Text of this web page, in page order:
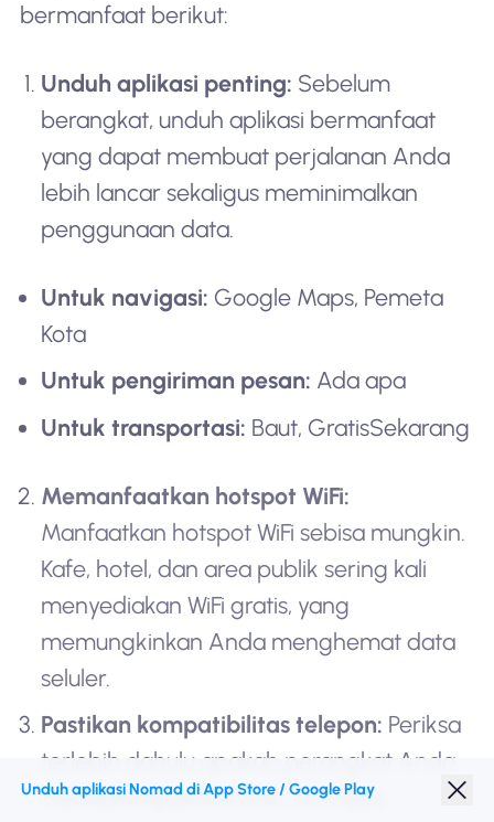
bermanfaat berikut:
Unduh aplikasi penting: Sebelum
berangkat, unduh aplikasi bermanfaat
yang dapat membuat perjalanan Anda
lebih lancar sekaligus meminimalkan
penggunaan data.
Untuk navigasi: Google Maps, Pemeta
Kota
Untuk pengiriman pesan: Ada apa
Untuk transportasi: Baut, GratisSekarang
Memanfaatkan hotspot WiFi:
Manfaatkan hotspot WiFi sebisa mungkin.
Kafe, hotel, dan area publik sering kali
menyediakan WiFi gratis, yang
memungkinkan Anda menghemat data
seluler.
Pastikan kompatibilitas telepon: Periksa
terlebih dahulu apakah perangkat Anda
mendukung pita 4G/5G di Eropa.
Unduh aplikasi Nomad di App Store / Google Play